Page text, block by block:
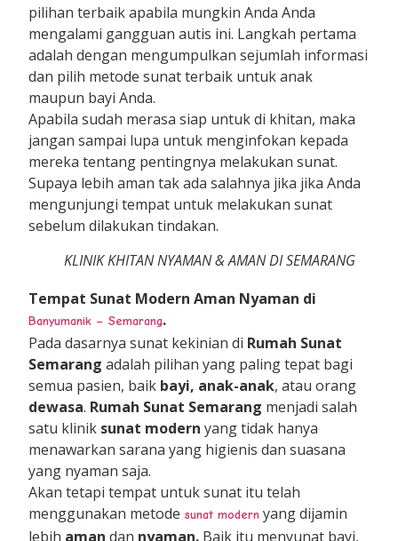
pilihan terbaik apabila mungkin Anda Anda
mengalami gangguan autis ini. Langkah pertama
adalah dengan mengumpulkan sejumlah informasi
dan pilih metode sunat terbaik untuk anak
maupun bayi Anda.
Apabila sudah merasa siap untuk di khitan, maka
jangan sampai lupa untuk menginfokan kepada
mereka tentang pentingnya melakukan sunat.
Supaya lebih aman tak ada salahnya jika jika Anda
mengunjungi tempat untuk melakukan sunat
sebelum dilakukan tindakan.
KLINIK KHITAN NYAMAN & AMAN DI SEMARANG
Tempat Sunat Modern Aman Nyaman di
Banyumanik – Semarang.
Pada dasarnya sunat kekinian di Rumah Sunat
Semarang adalah pilihan yang paling tepat bagi
semua pasien, baik bayi, anak-anak, atau orang
dewasa. Rumah Sunat Semarang menjadi salah
satu klinik sunat modern yang tidak hanya
menawarkan sarana yang higienis dan suasana
yang nyaman saja.
Akan tetapi tempat untuk sunat itu telah
menggunakan metode sunat modern yang dijamin
lebih amandan nyaman. Baik itu menyunat bayi,